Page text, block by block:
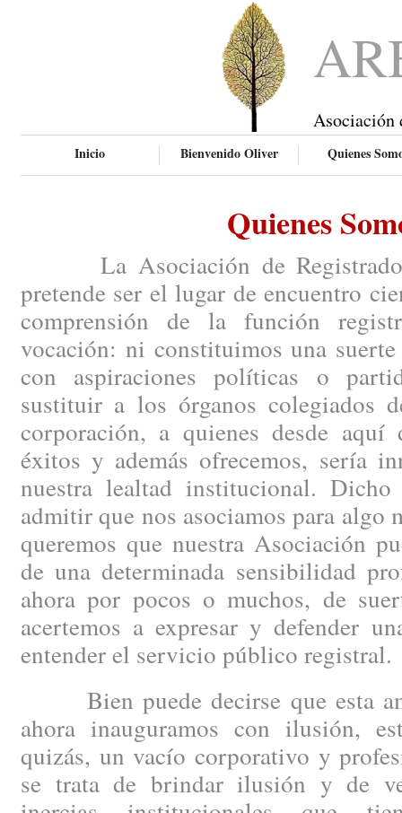
Asociación
Inicio Bienvenido Oliver Quienes
Quienes
La Asociación de
pretende ser el lugar de encuentro
comprensión de la función
vocación: ni constituimos una
con aspiraciones políticas o
sustituir a los órganos colegiados
corporación, a quienes desde aquí
éxitos y además ofrecemos, sería
nuestra lealtad institucional.
admitir que nos asociamos para algo
queremos que nuestra Asociación
de una determinada sensibilidad
ahora por pocos o muchos, de
acertemos a expresar y defender
entender el servicio público registral.
Bien puede decirse que esta
ahora inauguramos con ilusión,
quizás, un vacío corporativo y
se trata de brindar ilusión y de